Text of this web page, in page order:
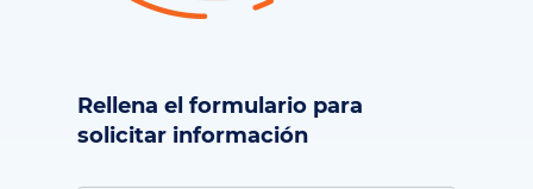
Rellena el formulario para
solicitar información